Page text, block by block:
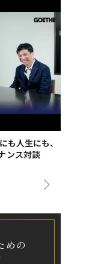
も人生にも、
ンス対談